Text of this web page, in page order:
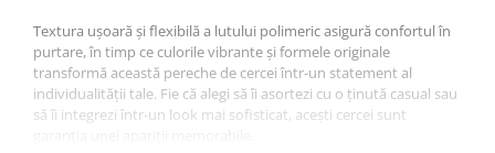
Textura ușoară și flexibilă a lutului polimeric asigură confortul în
purtare, în timp ce culorile vibrante și formele originale
transformă această pereche de cercei într-un statement al
individualității tale. Fie că alegi să îi asortezi cu o ținută casual sau
să îi integrezi într-un look mai sofisticat, acești cercei sunt